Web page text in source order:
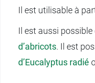
Il est utilisable à
Il est aussi
d’abricots. Il est
d’Eucalyptus radié